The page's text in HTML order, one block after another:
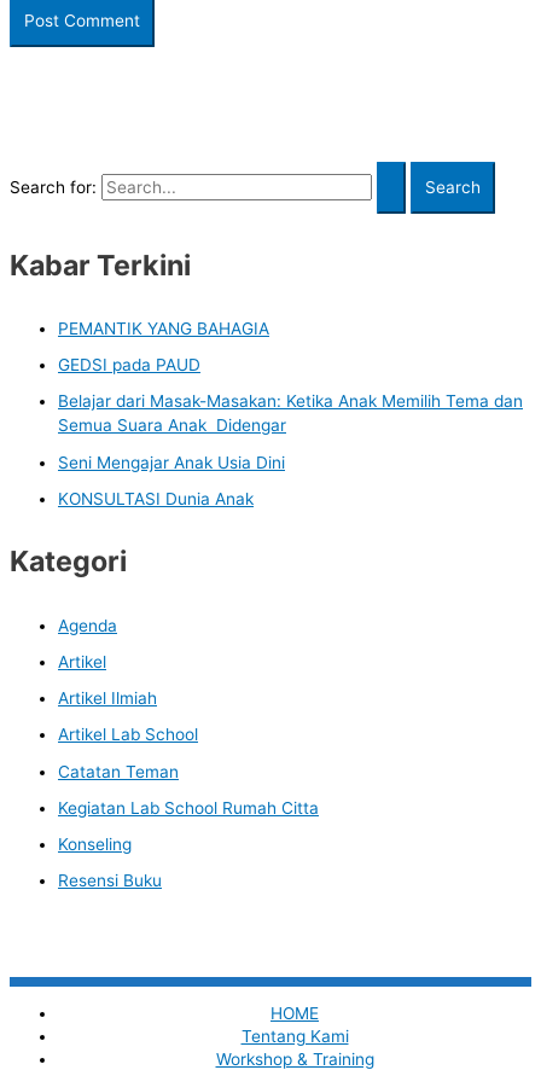
Search for:
Kabar Terkini
PEMANTIK YANG BAHAGIA
GEDSI pada PAUD
Belajar dari Masak-Masakan: Ketika Anak Memilih Tema dan
Semua Suara Anak Didengar
Seni Mengajar Anak Usia Dini
KONSULTASI Dunia Anak
Kategori
Agenda
Artikel
Artikel Ilmiah
Artikel Lab School
Catatan Teman
Kegiatan Lab School Rumah Citta
Konseling
Resensi Buku
HOME
Tentang Kami
Workshop & Training